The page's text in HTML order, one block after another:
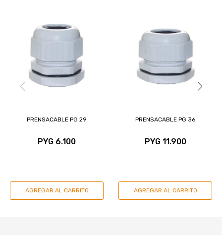
PRENSACABLE PG 29
PYG 6.100
PRENSACABLE PG 36
PYG 11.900